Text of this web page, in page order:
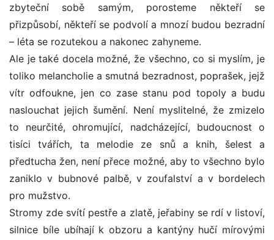
zbyteční sobě samým, porosteme někteří se
přizpůsobí, někteří se podvolí a mnozí budou bezradní
– léta se rozutekou a nakonec zahyneme.
Ale je také docela možné, že všechno, co si myslím, je
toliko melancholie a smutná bezradnost, poprašek, jejž
vítr odfoukne, jen co zase stanu pod topoly a budu
naslouchat jejich šumění. Není myslitelné, že zmizelo
to neurčité, ohromující, nadcházející, budoucnost o
tisíci tvářích, ta melodie ze snů a knih, šelest a
předtucha žen, není přece možné, aby to všechno bylo
zaniklo v bubnové palbě, v zoufalství a v bordelech
pro mužstvo.
Stromy zde svítí pestře a zlatě, jeřabiny se rdí v listoví,
silnice bíle ubíhají k obzoru a kantýny hučí mírovými